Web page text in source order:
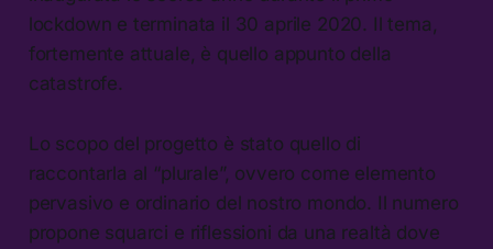
lockdown e terminata il 30 aprile 2020. Il tema,
fortemente attuale, è quello appunto della
catastrofe.
Lo scopo del progetto è stato quello di
raccontarla al “plurale”, ovvero come elemento
pervasivo e ordinario del nostro mondo. Il numero
propone squarci e riflessioni da una realtà dove